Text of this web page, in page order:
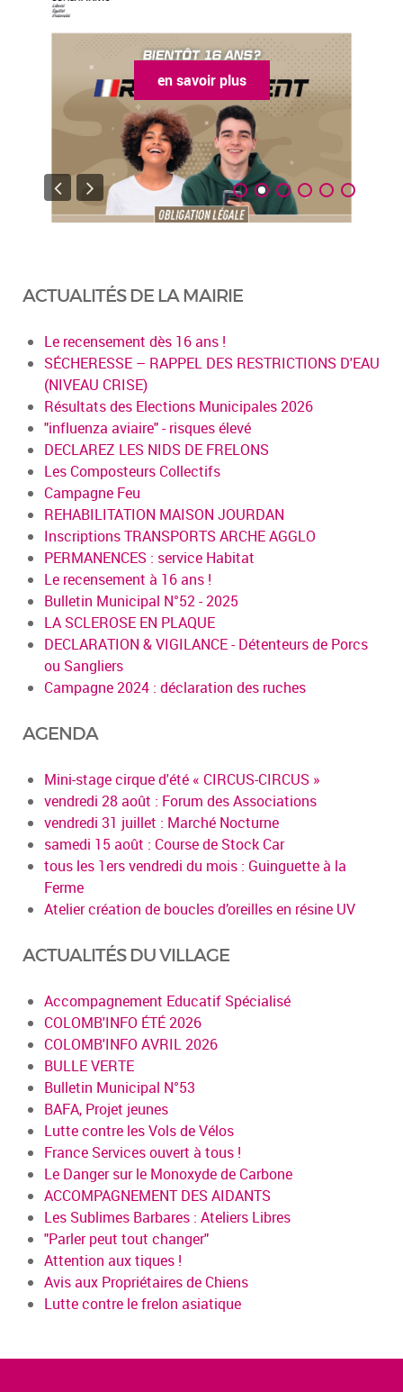
en savoir plus
ACTUALITÉS DE LA MAIRIE
Le recensement dès 16 ans !
SÉCHERESSE – RAPPEL DES RESTRICTIONS D'EAU
(NIVEAU CRISE)
Résultats des Elections Municipales 2026
"influenza aviaire" - risques élevé
DECLAREZ LES NIDS DE FRELONS
Les Composteurs Collectifs
Campagne Feu
REHABILITATION MAISON JOURDAN
Inscriptions TRANSPORTS ARCHE AGGLO
PERMANENCES : service Habitat
Le recensement à 16 ans !
Bulletin Municipal N°52 - 2025
LA SCLEROSE EN PLAQUE
DECLARATION & VIGILANCE - Détenteurs de Porcs
ou Sangliers
Campagne 2024 : déclaration des ruches
AGENDA
Mini-stage cirque d'été « CIRCUS-CIRCUS »
vendredi 28 août : Forum des Associations
vendredi 31 juillet : Marché Nocturne
samedi 15 août : Course de Stock Car
tous les 1ers vendredi du mois : Guinguette à la
Ferme
Atelier création de boucles d’oreilles en résine UV
ACTUALITÉS DU VILLAGE
Accompagnement Educatif Spécialisé
COLOMB'INFO ÉTÉ 2026
COLOMB'INFO AVRIL 2026
BULLE VERTE
Bulletin Municipal N°53
BAFA, Projet jeunes
Lutte contre les Vols de Vélos
France Services ouvert à tous !
Le Danger sur le Monoxyde de Carbone
ACCOMPAGNEMENT DES AIDANTS
Les Sublimes Barbares : Ateliers Libres
"Parler peut tout changer"
Attention aux tiques !
Avis aux Propriétaires de Chiens
Lutte contre le frelon asiatique